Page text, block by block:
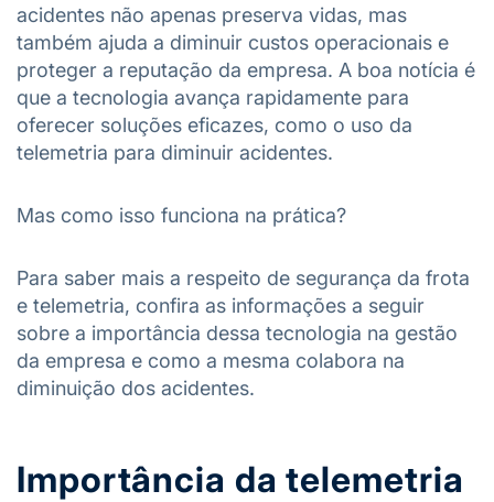
acidentes não apenas preserva vidas, mas
também ajuda a diminuir custos operacionais e
proteger a reputação da empresa. A boa notícia é
que a tecnologia avança rapidamente para
oferecer soluções eficazes, como o uso da
telemetria para diminuir acidentes.
Mas como isso funciona na prática?
Para saber mais a respeito de segurança da frota
e telemetria, confira as informações a seguir
sobre a importância dessa tecnologia na gestão
da empresa e como a mesma colabora na
diminuição dos acidentes.
Importância da telemetria